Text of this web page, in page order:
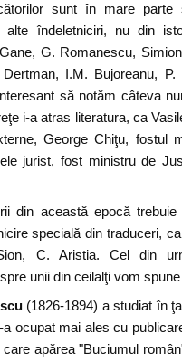
sunt în mare
alte îndeletniciri, nu din
G. Romanescu,
I.M. Bujoreanu,
să notăm câteva
i-a atras literatura, ca
George Chiţu, fostul
jurist, fost ministru de
din această epocă
specială din traduceri,
C. Aristia. Cel din
unii din ceilalţi vom
(1826-1894) a studiat în
ocupat mai ales cu
apărea "Buciumul